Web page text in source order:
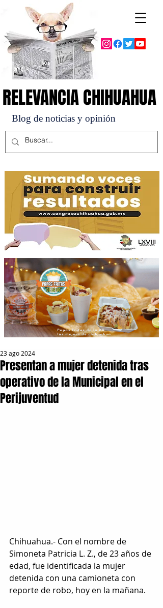
Blog de noticias y opinión
RELEVANCIA CHIHUAHUA
RELEVANCIA CHIHUAHUA
Presentan a mujer detenida tras
operativo de la Municipal en el
Perijuventud
23 ago 2024
Chihuahua.- Con el nombre de
Simoneta Patricia L. Z., de 23 años de
edad, fue identificada la mujer
detenida con una camioneta con
reporte de robo, hoy en la mañana.